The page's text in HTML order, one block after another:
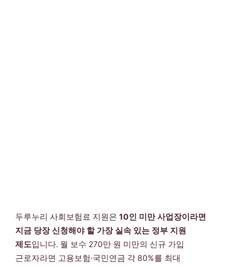
두루누리 사회보험료 지원은 10인 미만 사업장이라면
지금 당장 신청해야 할 가장 실속 있는 정부 지원
제도입니다. 월 보수 270만 원 미만의 신규 가입
근로자라면 고용보험·국민연금 각 80%를 최대